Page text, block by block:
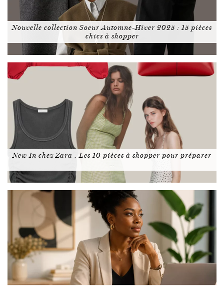
Nouvelle collection Soeur Automne-Hiver 2025 : 15 pièces
chics à shopper
New In chez Zara : Les 10 pièces à shopper pour préparer
…